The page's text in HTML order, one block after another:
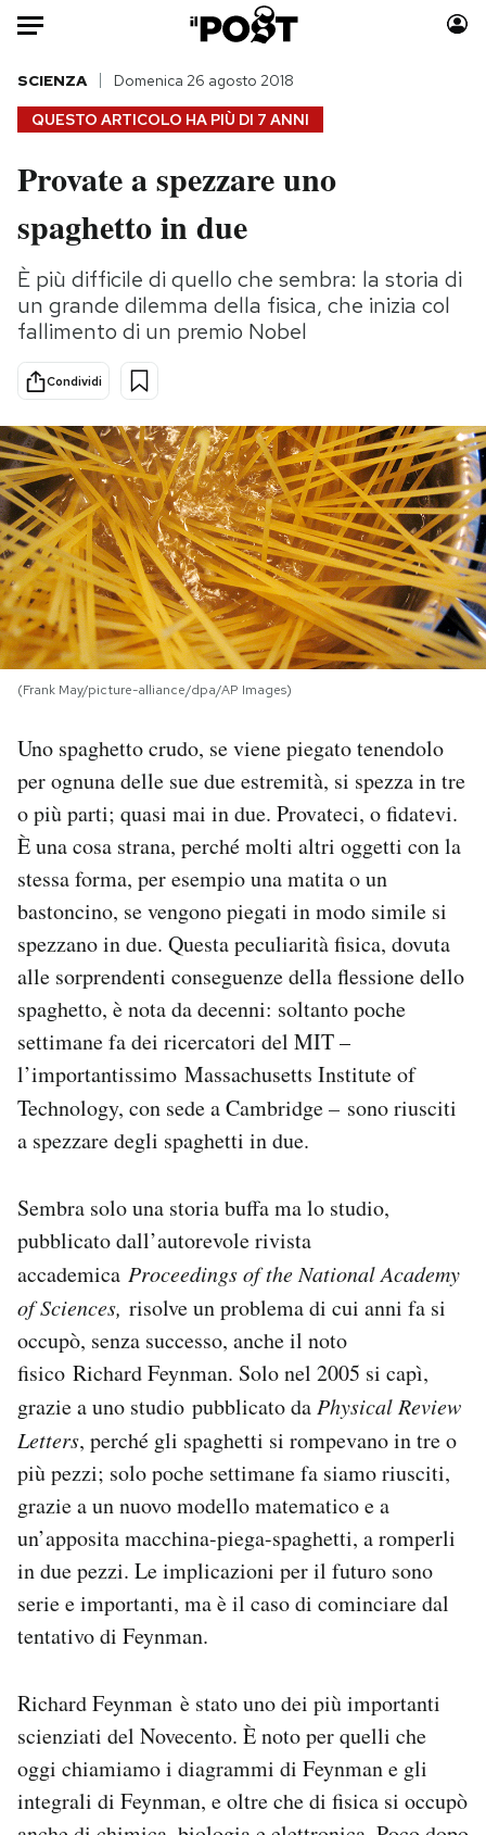
Auto
HOME
Italia
Politica
Tecnologia
Internet
Scienza
Cultura
Economia
Sport
Moda
Storie/Idee
Ok Boomer!
Media
Mondiali calcio 2026
PODCAST
NEWSLETTER
I MIEI PREFERITI
SHOP
CALENDARIO
AREA PERSONALE
Area Personale
Notifiche mobile
Regala il Post
Hai bisogno di aiuto?
Esci
QUESTO ARTICOLO HA PIÙ DI 7 ANNI
SCIENZA Domenica 26 agosto 2018
Provate a spezzare uno
spaghetto in due
È più difficile di quello che sembra: la storia di
un grande dilemma della fisica, che inizia col
fallimento di un premio Nobel
Condividi
(Frank May/picture-alliance/dpa/AP Images)
Uno spaghetto crudo, se viene piegato tenendolo
per ognuna delle sue due estremità, si spezza in tre
o più parti; quasi mai in due. Provateci, o fidatevi.
È una cosa strana, perché molti altri oggetti con la
stessa forma, per esempio una matita o un
bastoncino, se vengono piegati in modo simile si
spezzano in due. Questa peculiarità fisica, dovuta
alle sorprendenti conseguenze della flessione dello
spaghetto, è nota da decenni: soltanto poche
settimane fa dei ricercatori del MIT –
l’importantissimo Massachusetts Institute of
Technology, con sede a Cambridge– sono riusciti
a spezzare degli spaghetti in due.
Sembra solo una storia buffa ma lo studio,
pubblicato dall’autorevole rivista
accademica Proceedings of the National Academy
of Sciences, risolve un problema di cui anni fa si
occupò, senza successo, anche il noto
fisico Richard Feynman. Solo nel 2005 si capì,
grazie a uno studio pubblicato daPhysical Review
Letters, perché gli spaghetti si rompevano in tre o
più pezzi; solo poche settimane fa siamo riusciti,
grazie a un nuovo modello matematico e a
un’apposita macchina-piega-spaghetti, a romperli
in due pezzi. Le implicazioni per il futuro sono
serie e importanti, ma è il caso di cominciare dal
tentativo di Feynman.
Richard Feynman è stato uno dei più importanti
scienziati del Novecento. È noto per quelli che
oggi chiamiamo i diagrammi di Feynman e gli
integrali di Feynman, e oltre che di fisica si occupò